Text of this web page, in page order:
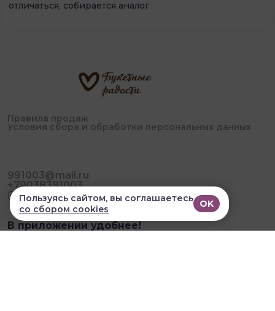
отличаться, собирается аналог
Правила продаж
Условия сбора и обработки персональных данных
991003@mail.ru
+79038391003
В приложении удобнее!
Пользуясь сайтом, вы соглашаетесь
со сбором cookies
OK